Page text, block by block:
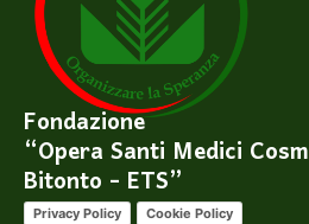
Fondazione
“Opera Santi Medici
Bitonto - ETS”
Privacy Policy Cookie Policy